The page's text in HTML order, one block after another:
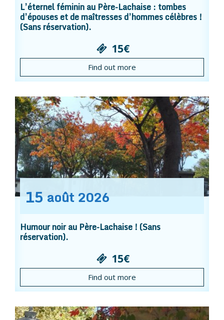
L’éternel féminin au Père-Lachaise : tombes
d’épouses et de maîtresses d’hommes célèbres !
(Sans réservation).
15€
Find out more
15 août 2026
Humour noir au Père-Lachaise ! (Sans
réservation).
15€
Find out more